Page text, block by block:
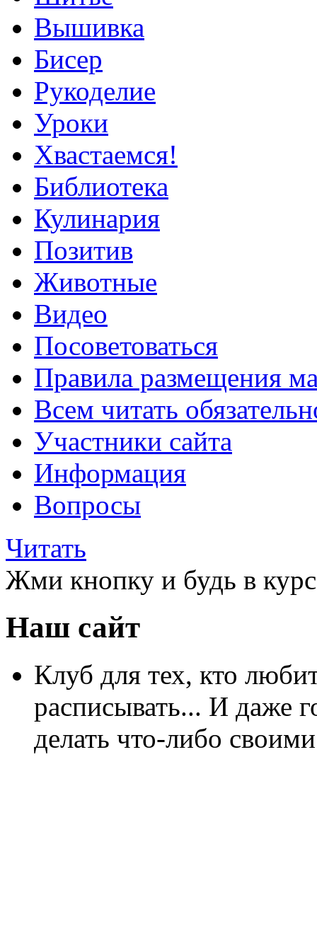
Вышивка
Бисер
Рукоделие
Уроки
Хвастаемся!
Библиотека
Кулинария
Позитив
Животные
Видео
Посоветоваться
Правила размещения
Всем читать
Участники сайта
Информация
Вопросы
Читать
Жми кнопку и будь в
Наш сайт
Клуб для тех, кто
расписывать... И даже
делать что-либо